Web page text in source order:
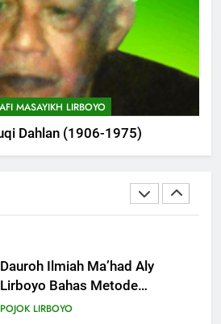
MASAYIKH LIRBOYO
Dahlan (1906-1975)
Tam-Taman Lirboyo: MHM dan
Ma’had Aly Gelar Koreksian
Kitab Semester Ganjil
POJOK LIRBOYO
Mudir Aam Ma’had Aly
Sampaikan Pentingnya
Mempelajari Ilmu Hadis Dalam
Dauroh Ilmiah Ma’had Aly
Lirboyo Bahas Metode
Ahlusunnah dalam
POJOK LIRBOYO